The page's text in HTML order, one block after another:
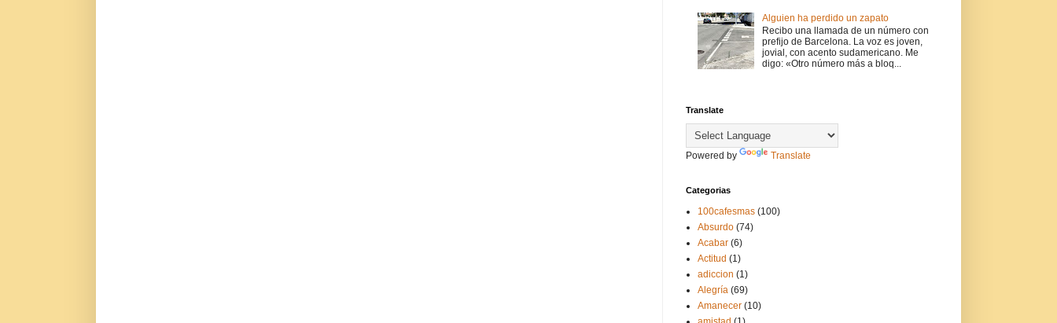
Alguien ha perdido un zapato
Recibo una llamada de un número con
prefijo de Barcelona. La voz es joven,
jovial, con acento sudamericano. Me
digo: «Otro número más a bloq...
Translate
Powered by Translate
Categorias
100cafesmas (100)
Absurdo (74)
Acabar (6)
Actitud (1)
adiccion (1)
Alegría (69)
Amanecer (10)